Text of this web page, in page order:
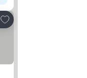
Lägg till i Mina Favoriter